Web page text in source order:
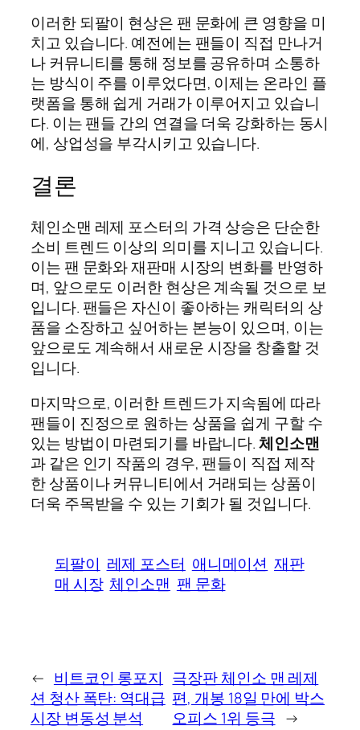
이러한 되팔이 현상은 팬 문화에 큰 영향을 미
치고 있습니다. 예전에는 팬들이 직접 만나거
나 커뮤니티를 통해 정보를 공유하며 소통하
는 방식이 주를 이루었다면, 이제는 온라인 플
랫폼을 통해 쉽게 거래가 이루어지고 있습니
다. 이는 팬들 간의 연결을 더욱 강화하는 동시
에, 상업성을 부각시키고 있습니다.
결론
체인소맨 레제 포스터의 가격 상승은 단순한
소비 트렌드 이상의 의미를 지니고 있습니다.
이는 팬 문화와 재판매 시장의 변화를 반영하
며, 앞으로도 이러한 현상은 계속될 것으로 보
입니다. 팬들은 자신이 좋아하는 캐릭터의 상
품을 소장하고 싶어하는 본능이 있으며, 이는
앞으로도 계속해서 새로운 시장을 창출할 것
입니다.
마지막으로, 이러한 트렌드가 지속됨에 따라
팬들이 진정으로 원하는 상품을 쉽게 구할 수
있는 방법이 마련되기를 바랍니다.체인소맨
과 같은 인기 작품의 경우, 팬들이 직접 제작
한 상품이나 커뮤니티에서 거래되는 상품이
더욱 주목받을 수 있는 기회가 될 것입니다.
되팔이 레제 포스터 애니메이션 재판
매 시장 체인소맨 팬 문화
← 비트코인 롱포지
션 청산 폭탄: 역대급
시장 변동성 분석
극장판 체인소 맨 레제
편, 개봉 18일 만에 박스
오피스 1위 등극 →